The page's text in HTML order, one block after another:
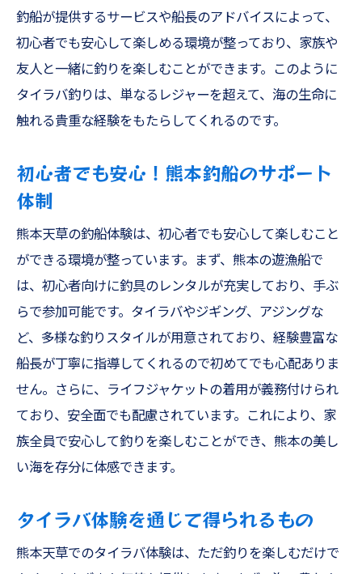
天草の海で初心者向けヒラメ釣り家族で楽しむ
熊本釣船の魅力
ヒラメ釣りの基本とその魅力
熊本の海で体験するヒラメ釣り
初心者でも安心の釣り方法と道具
天草の自然と触れ合う釣り体験
釣船が提供するサービスや船長のアドバイスによって、
初心者でも安心して楽しめる環境が整っており、家族や
友人と一緒に釣りを楽しむことができます。このように
タイラバ釣りは、単なるレジャーを超えて、海の生命に
触れる貴重な経験をもたらしてくれるのです。
初心者でも安心！熊本釣船のサポート
体制
熊本天草の釣船体験は、初心者でも安心して楽しむこと
ができる環境が整っています。まず、熊本の遊漁船で
は、初心者向けに釣具のレンタルが充実しており、手ぶ
らで参加可能です。タイラバやジギング、アジングな
ど、多様な釣りスタイルが用意されており、経験豊富な
船長が丁寧に指導してくれるので初めてでも心配ありま
せん。さらに、ライフジャケットの着用が義務付けられ
ており、安全面でも配慮されています。これにより、家
族全員で安心して釣りを楽しむことができ、熊本の美し
い海を存分に体感できます。
タイラバ体験を通じて得られるもの
熊本天草でのタイラバ体験は、ただ釣りを楽しむだけで